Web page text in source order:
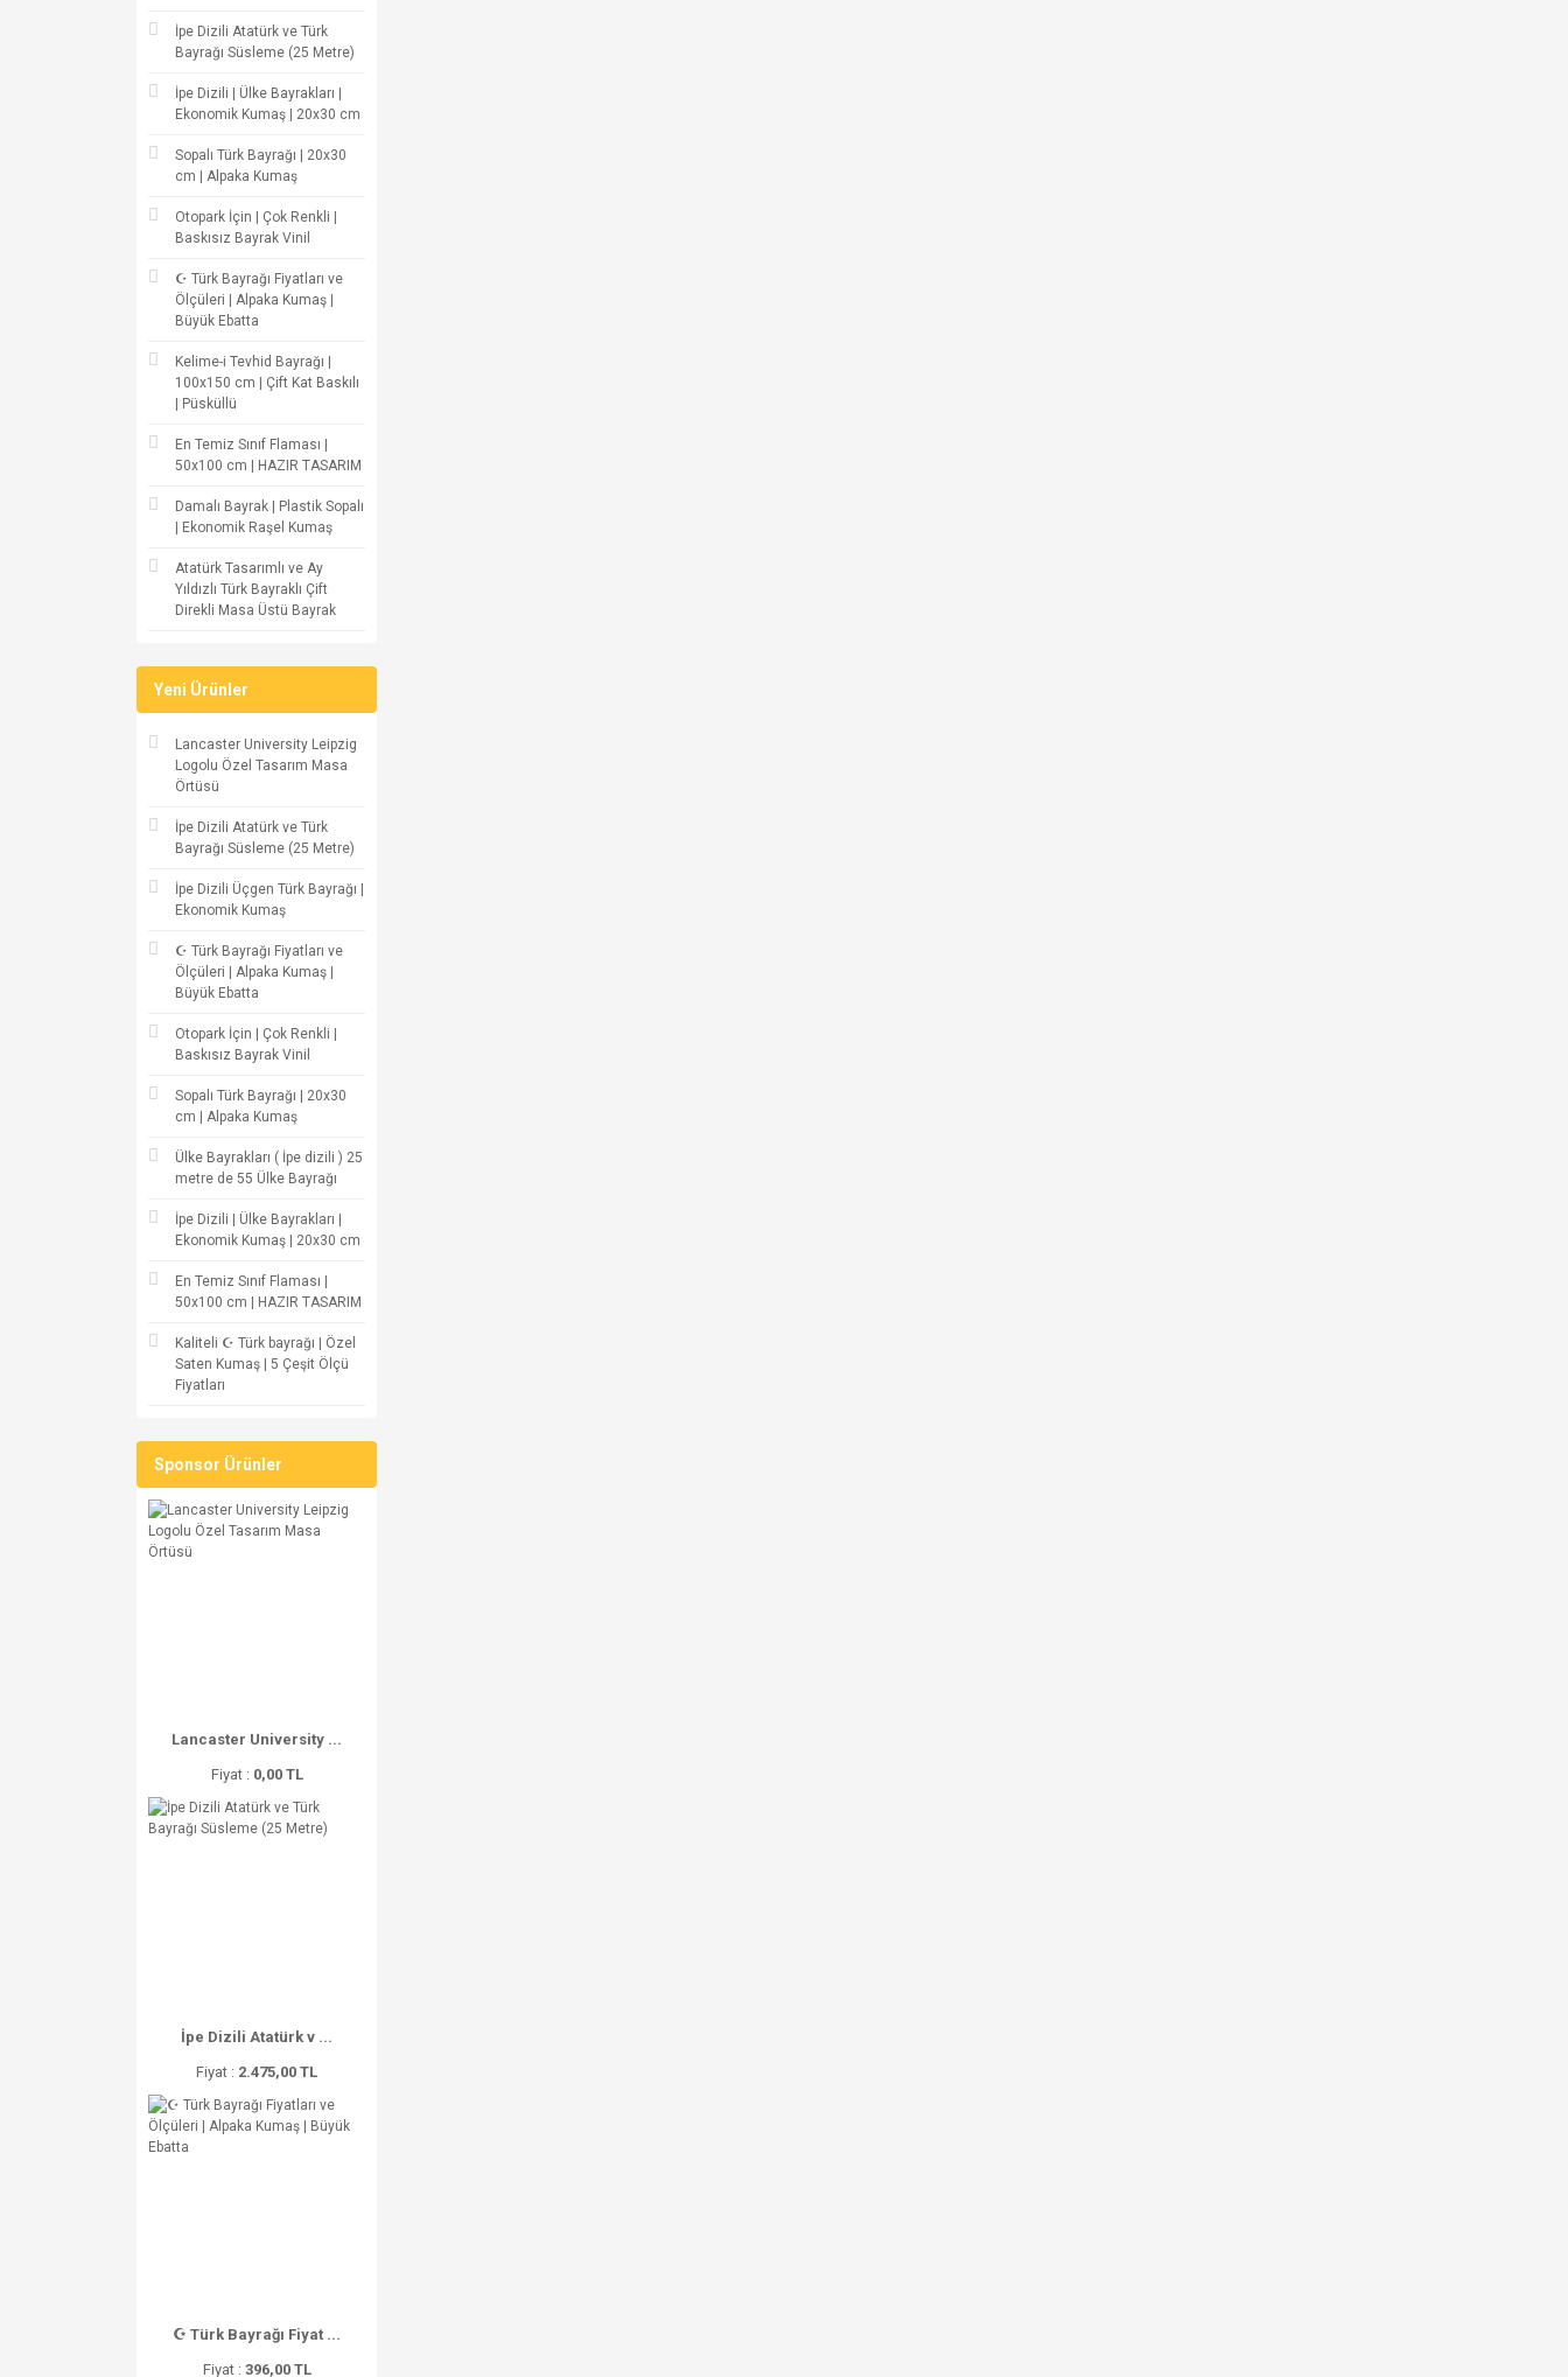
İpe Dizili Atatürk ve Türk
Bayrağı Süsleme (25 Metre)
İpe Dizili | Ülke Bayrakları |
Ekonomik Kumaş | 20x30 cm
Sopalı Türk Bayrağı | 20x30
cm | Alpaka Kumaş
Otopark İçin | Çok Renkli |
Baskısız Bayrak Vinil
☪ Türk Bayrağı Fiyatları ve
Ölçüleri | Alpaka Kumaş |
Büyük Ebatta
Kelime-i Tevhid Bayrağı |
100x150 cm | Çift Kat Baskılı
| Püsküllü
En Temiz Sınıf Flaması |
50x100 cm | HAZIR TASARIM
Damalı Bayrak | Plastik Sopalı
| Ekonomik Raşel Kumaş
Atatürk Tasarımlı ve Ay
Yıldızlı Türk Bayraklı Çift
Direkli Masa Üstü Bayrak
Yeni Ürünler
Lancaster University Leipzig
Logolu Özel Tasarım Masa
Örtüsü
İpe Dizili Atatürk ve Türk
Bayrağı Süsleme (25 Metre)
İpe Dizili Üçgen Türk Bayrağı |
Ekonomik Kumaş
☪ Türk Bayrağı Fiyatları ve
Ölçüleri | Alpaka Kumaş |
Büyük Ebatta
Otopark İçin | Çok Renkli |
Baskısız Bayrak Vinil
Sopalı Türk Bayrağı | 20x30
cm | Alpaka Kumaş
Ülke Bayrakları ( İpe dizili ) 25
metre de 55 Ülke Bayrağı
İpe Dizili | Ülke Bayrakları |
Ekonomik Kumaş | 20x30 cm
En Temiz Sınıf Flaması |
50x100 cm | HAZIR TASARIM
Kaliteli ☪ Türk bayrağı | Özel
Saten Kumaş | 5 Çeşit Ölçü
Fiyatları
Sponsor Ürünler
Lancaster University ...
Fiyat : 0,00 TL
İpe Dizili Atatürk v ...
Fiyat : 2.475,00 TL
☪ Türk Bayrağı Fiyat ...
Fiyat : 396,00 TL